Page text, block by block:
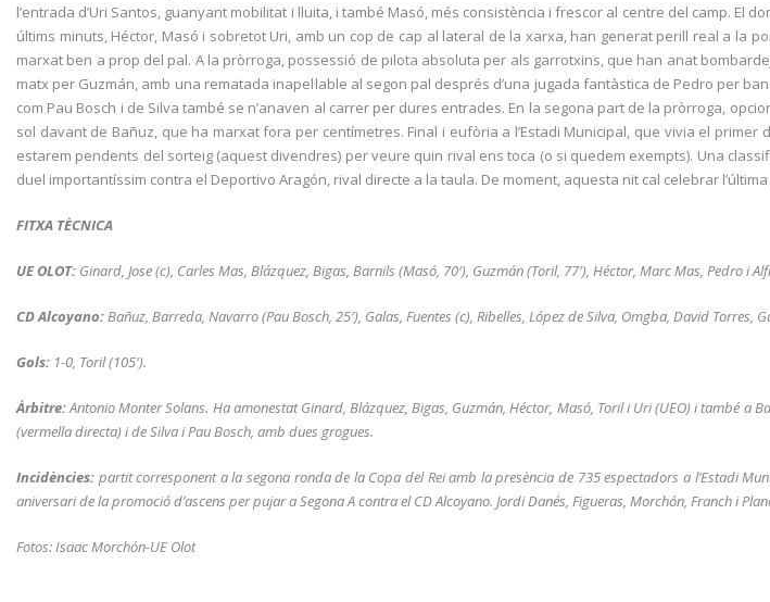
l’entrada d’Uri Santos, guanyant mobilitat i lluita, i també Masó, més consistència i frescor al centre del camp.
últims minuts, Héctor, Masó i sobretot Uri, amb un cop de cap al lateral de la xarxa, han generat perill real a la
marxat ben a prop del pal. A la pròrroga, possessió de pilota absoluta per als garrotxins, que han anat
matx per Guzmán, amb una rematada inapel·lable al segon pal després d’una jugada fantàstica de Pedro per
com Pau Bosch i de Silva també se n’anaven al carrer per dures entrades. En la segona part de la pròrroga,
sol davant de Bañuz, que ha marxat fora per centímetres. Final i eufòria a l’Estadi Municipal, que vivia el
estarem pendents del sorteig (aquest divendres) per veure quin rival ens toca (o si quedem exempts). Una
duel importantíssim contra el Deportivo Aragón, rival directe a la taula. De moment, aquesta nit cal celebrar
FITXA TÈCNICA
UE OLOT: Ginard, Jose (c), Carles Mas, Blázquez, Bigas, Barnils (Masó, 70′), Guzmán (Toril, 77′), Héctor, Marc Mas, Pedro i
CD Alcoyano: Bañuz, Barreda, Navarro (Pau Bosch, 25′), Galas, Fuentes (c), Ribelles, López de Silva, Omgba, David Torres,
Gols: 1-0, Toril (105′).
Àrbitre:Antonio Monter Solans. Ha amonestat Ginard, Blázquez, Bigas, Guzmán, Héctor, Masó, Toril i Uri (UEO) i també a
(vermella directa) i de Silva i Pau Bosch, amb dues grogues.
Incidències: partit corresponent a la segona ronda de la Copa del Rei amb la presència de 735 espectadors a l’Estadi
aniversari de la promoció d’ascens per pujar a Segona A contra el CD Alcoyano. Jordi Danés, Figueras, Morchón, Franch i
Fotos: Isaac Morchón-UE Olot